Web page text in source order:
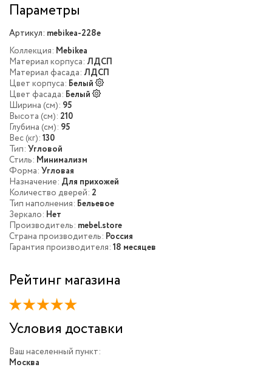
Параметры
Артикул: mebikea-228e
Коллекция: Mebikea
Материал корпуса: ЛДСП
Материал фасада: ЛДСП
Цвет корпуса: Белый
Цвет фасада: Белый
Ширина (см): 95
Высота (см): 210
Глубина (см): 95
Вес (кг): 130
Тип: Угловой
Стиль: Минимализм
Форма: Угловая
Назначение: Для прихожей
Количество дверей: 2
Тип наполнения: Бельевое
Зеркало: Нет
Производитель: mebel.store
Страна производитель: Россия
Гарантия производителя: 18 месяцев
Рейтинг магазина
Условия доставки
Ваш населенный пункт:
Москва